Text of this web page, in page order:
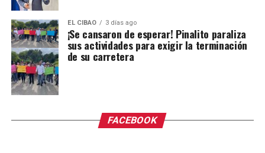
EL CIBAO 3 días ago
¡Se cansaron de esperar! Pinalito paraliza
sus actividades para exigir la terminación
de su carretera
FACEBOOK